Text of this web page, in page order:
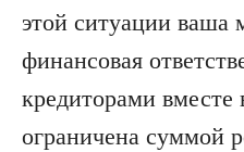
этой ситуации ваша
финансовая
кредиторами вместе
ограничена суммой